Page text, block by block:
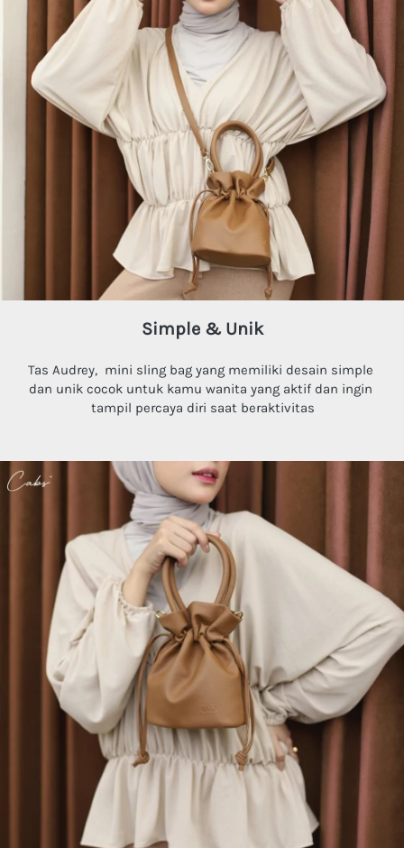
Simple & Unik
Tas Audrey, mini sling bag yang memiliki desain simple
dan unik cocok untuk kamu wanita yang aktif dan ingin
tampil percaya diri saat beraktivitas